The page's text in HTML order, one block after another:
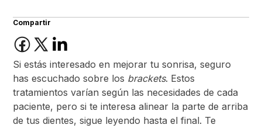
Compartir
Si estás interesado en mejorar tu sonrisa, seguro
has escuchado sobre los brackets. Estos
tratamientos varían según las necesidades de cada
paciente, pero si te interesa alinear la parte de arriba
de tus dientes, sigue leyendo hasta el final. Te